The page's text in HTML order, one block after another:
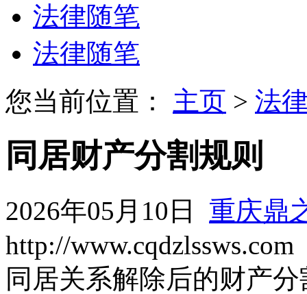
法律随笔
法律随笔
您当前位置： 主页 > 法
同居财产分割规则
2026年05月10日 重庆鼎
http://www.cqdzlssws.com
同居关系解除后的财产